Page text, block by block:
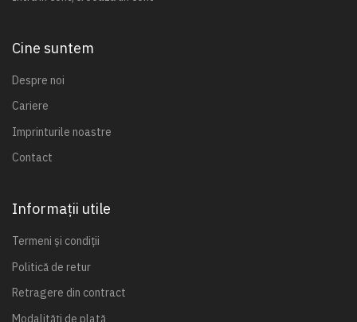
Cine suntem
Despre noi
Cariere
Imprinturile noastre
Contact
Informații utile
Termeni și condiții
Politică de retur
Retragere din contract
Modalități de plată